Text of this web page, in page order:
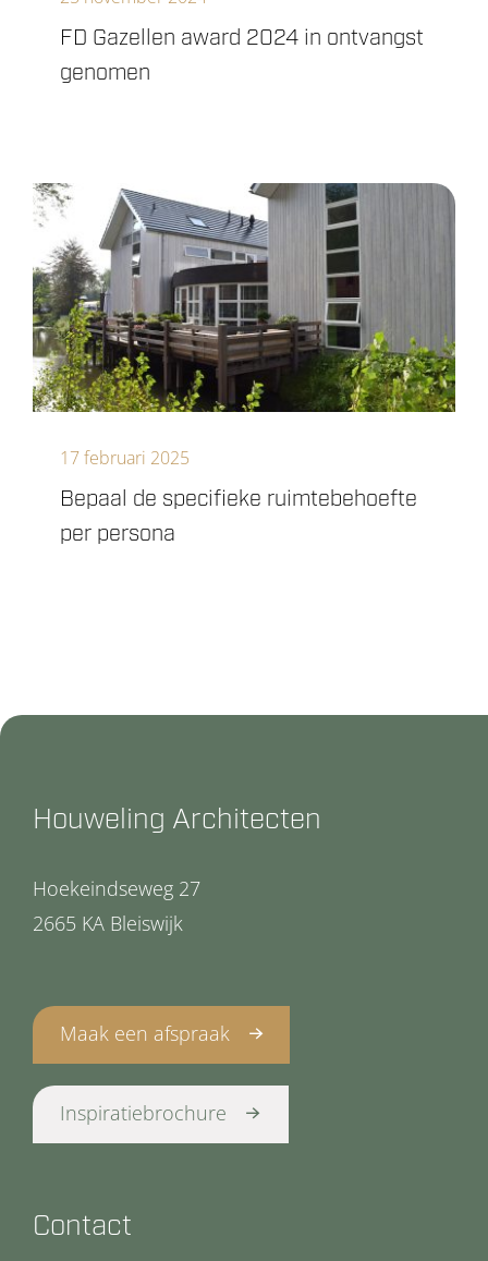
FD Gazellen award 2024 in ontvangst
genomen
Bepaal de specifieke ruimtebehoefte
per persona
17 februari 2025
Houweling Architecten
Hoekeindseweg 27
2665 KA Bleiswijk
Maak een afspraak
Inspiratiebrochure
Contact